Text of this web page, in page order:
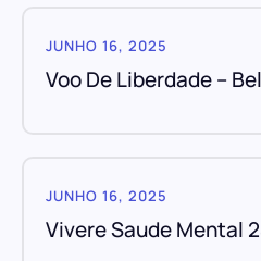
JUNHO 16, 2025
Voo De Liberdade –
JUNHO 16, 2025
Vivere Saude Mental